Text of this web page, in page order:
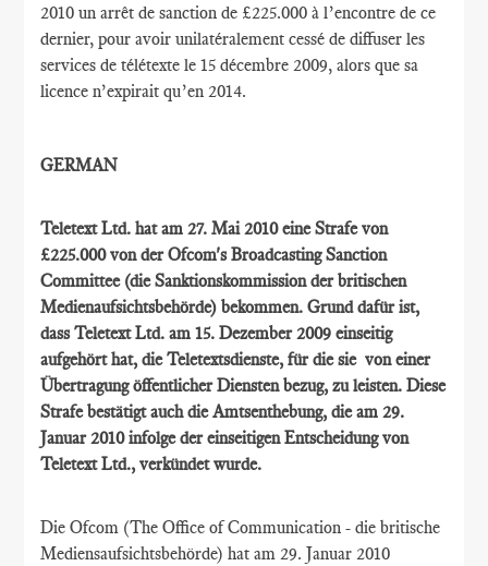
2010 un arrêt de sanction de £225.000 à l’encontre de ce
dernier, pour avoir unilatéralement cessé de diffuser les
services de télétexte le 15 décembre 2009, alors que sa
licence n’expirait qu’en 2014.
GERMAN
Teletext Ltd. hat am 27. Mai 2010 eine Strafe von
£225.000 von derOfcom's Broadcasting Sanction
Committee (die Sanktionskommission der britischen
Medienaufsichtsbehörde) bekommen. Grund dafür ist,
dass Teletext Ltd. am 15. Dezember 2009 einseitig
aufgehört hat, die Teletextsdienste, für die sie von einer
Übertragung öffentlicher Diensten bezug, zu leisten. Diese
Strafe bestätigt auch die Amtsenthebung, die am 29.
Januar 2010 infolge der einseitigen Entscheidung von
Teletext Ltd., verkündet wurde.
Die Ofcom (The Office of Communication - die britische
Mediensaufsichtsbehörde) hat am 29. Januar 2010